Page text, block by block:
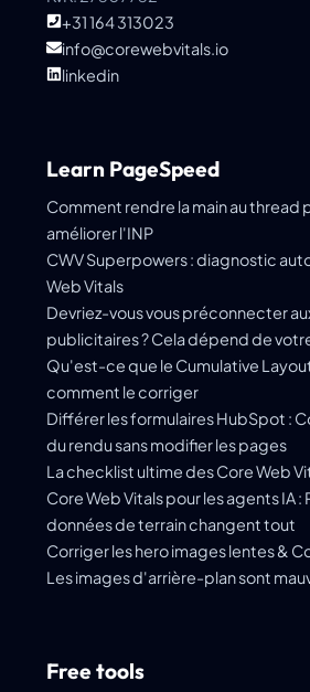
+31 164 313023
info@corewebvitals.io
linkedin
Learn PageSpeed
Comment rendre la main au thread
améliorer l'INP
CWV Superpowers : diagnostic
Web Vitals
Devriez-vous vous préconnecter
publicitaires ? Cela dépend de
Qu'est-ce que le Cumulative
comment le corriger
Différer les formulaires HubSpot :
du rendu sans modifier les pages
La checklist ultime des Core Web
Core Web Vitals pour les agents IA :
données de terrain changent tout
Corriger les hero images lentes &
Les images d'arrière-plan sont
Free tools